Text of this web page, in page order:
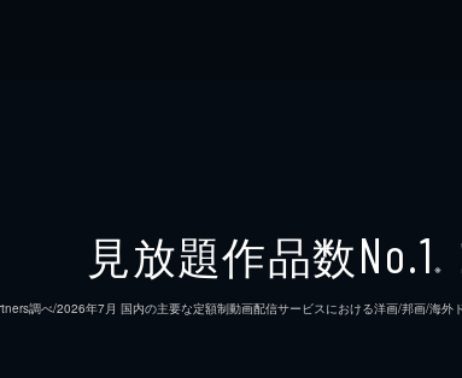
見放題作品数No.1 ※
調べ/2026年7⽉ 国内の主要な定額制動画配信サービスにおける洋画/邦画/海外